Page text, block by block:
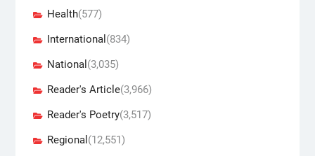
Health(577)
International (834)
National (3,035)
Reader's Article(3,966)
Reader's Poetry(3,517)
Regional (12,551)